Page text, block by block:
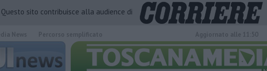
Questo sito contribuisce alla audience di